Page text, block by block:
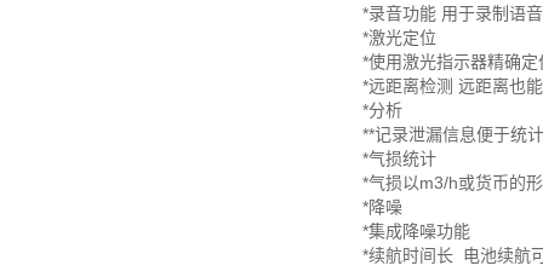
*录音功能 用于录制语
*激光定位
*使用激光指示器精确定
*远距离检测 远距离也
*分析
**记录泄漏信息便于统
*气损统计
*气损以m3/h或货币的
*降噪
*集成降噪功能
*续航时间长 电池续航